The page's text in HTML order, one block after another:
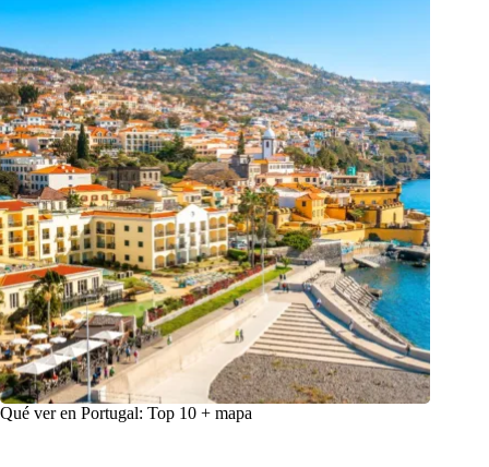
Qué ver en Portugal: Top 10 + mapa